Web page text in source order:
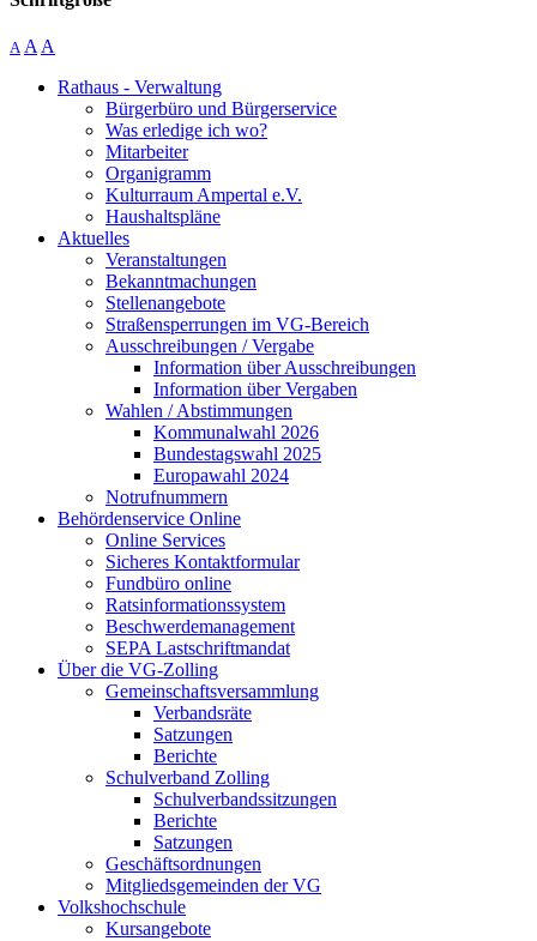
A A A
Rathaus - Verwaltung
Bürgerbüro und Bürgerservice
Was erledige ich wo?
Mitarbeiter
Organigramm
Kulturraum Ampertal e.V.
Haushaltspläne
Aktuelles
Veranstaltungen
Bekanntmachungen
Stellenangebote
Straßensperrungen im VG-Bereich
Ausschreibungen / Vergabe
Information über Ausschreibungen
Information über Vergaben
Wahlen / Abstimmungen
Kommunalwahl 2026
Bundestagswahl 2025
Europawahl 2024
Notrufnummern
Behördenservice Online
Online Services
Sicheres Kontaktformular
Fundbüro online
Ratsinformationssystem
Beschwerdemanagement
SEPA Lastschriftmandat
Über die VG-Zolling
Gemeinschaftsversammlung
Verbandsräte
Satzungen
Berichte
Schulverband Zolling
Schulverbandssitzungen
Berichte
Satzungen
Geschäftsordnungen
Mitgliedsgemeinden der VG
Volkshochschule
Kursangebote